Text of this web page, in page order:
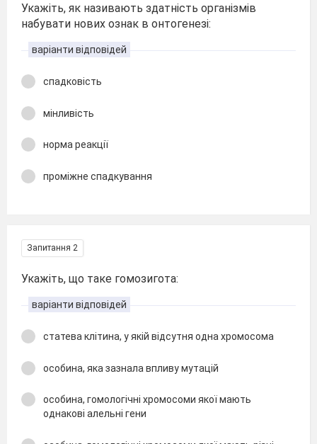
Укажіть, як називають здатність організмів
набувати нових ознак в онтогенезі:
варіанти відповідей
спадковість
мінливість
норма реакції
проміжне спадкування
Запитання 2
Укажіть, що таке гомозигота:
варіанти відповідей
статева клітина, у якій відсутня одна хромосома
особина, яка зазнала впливу мутацій
особина, гомологічні хромосоми якої мають
однакові алельні гени